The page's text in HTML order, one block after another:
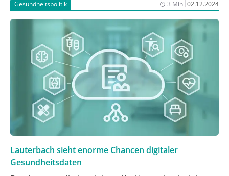
Gesundheitspolitik 3 Min|02.12.2024
Lauterbach sieht enorme Chancen digitaler
Gesundheitsdaten